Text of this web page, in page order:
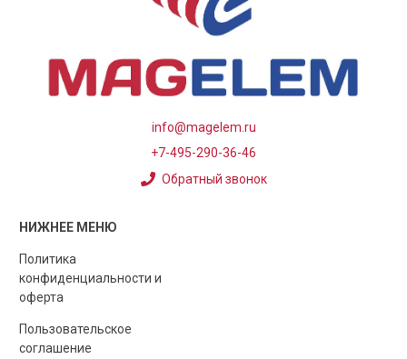
info@magelem.ru
+7-495-290-36-46
Обратный звонок
НИЖНЕЕ МЕНЮ
Политика
конфиденциальности и
оферта
Пользовательское
соглашение